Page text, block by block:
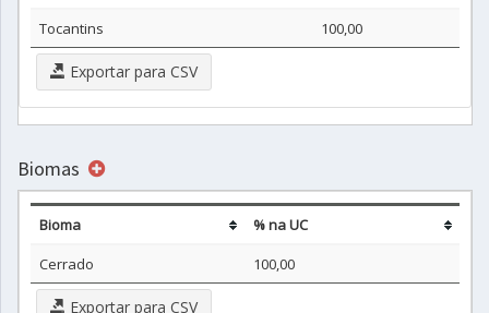
Tocantins 100,00
Exportar para CSV
Biomas
Bioma
% na UC
Cerrado
100,00
Exportar para CSV